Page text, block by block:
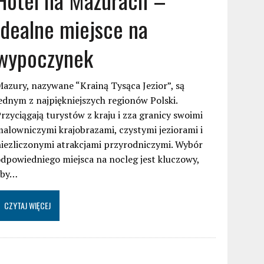
miejsce na
nazywane “Krainą Tysąca Jezior”, są
z najpiękniejszych regionów Polski.
turystów z kraju i zza granicy swoimi
krajobrazami, czystymi jeziorami i
atrakcjami przyrodniczymi. Wybór
miejsca na nocleg jest kluczowy,
CZYTAJ WIĘCEJ